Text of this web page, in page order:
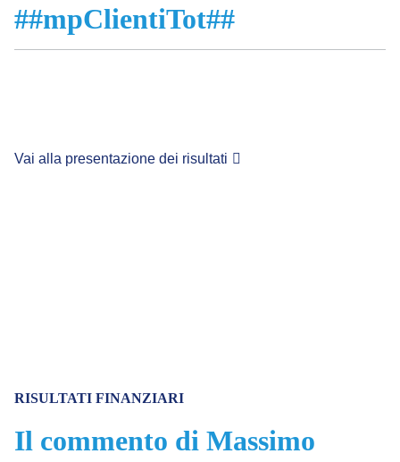
##mpClientiTot##
Vai alla presentazione dei risultati
RISULTATI FINANZIARI
Il commento di Massimo